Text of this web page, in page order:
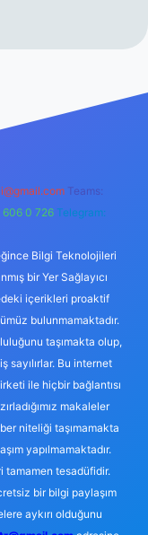
Teams:
606 0 726 Telegram:
Bilgi Teknolojileri
bir Yer Sağlayıcı
içerikleri proaktif
bulunmamaktadır.
taşımakta olup,
sayılırlar. Bu internet
ile hiçbir bağlantısı
makaleler
niteliği taşımamakta
yapılmamaktadır.
tamamen tesadüfidir.
bir bilgi paylaşım
aykırı olduğunu